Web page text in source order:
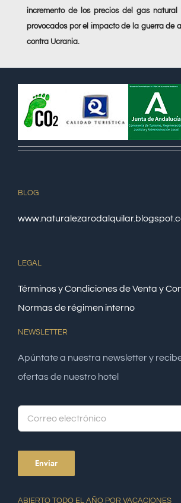
incremento de los precios del gas natural
provocados por el impacto de la guerra de
contra Ucrania.
BLOG
LEGAL
Términos y Condiciones de Venta y
Normas de régimen interno
NEWSLETTER
Apúntate a nuestra newsletter y
ofertas de nuestro hotel
ABIERTO TODO EL AÑO POR VACACIONES